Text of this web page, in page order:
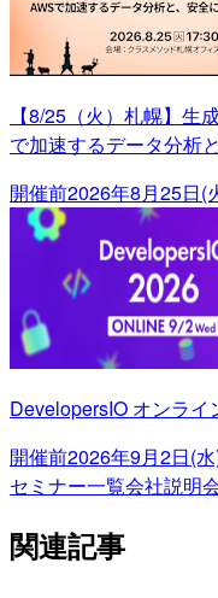
【8/25（火）札幌】生
で加速するデータ分析
開催前2026年8月25日(
DevelopersIO オンライ
開催前2026年9月2日(
セミナー一覧会社説明
関連記事